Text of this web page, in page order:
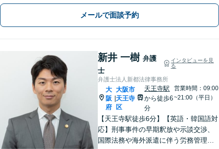
問題】安心して相談できる環境・関係
づくりを心がけます【借金・債務整
理】経済状況に応じて適切な解決策を
ご提案します
メールで面談予約
新井 一樹 弁護
士
インタビューを見
る
弁護士法人新都法律事務所
大
阪
府
大阪市
天王寺
区
天王寺駅
から徒歩6
分
営業時間：09:00
~21:00（平日）
【天王寺駅徒歩6分】【英語・韓国語対
応】刑事事件の早期釈放や示談交渉、
国際法務や海外派遣に伴う労務管理、